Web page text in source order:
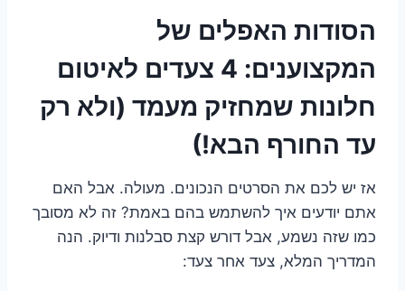
הסודות האפלים של
המקצוענים: 4 צעדים לאיטום
חלונות שמחזיק מעמד (ולא רק
עד החורף הבא!)
אז יש לכם את הסרטים הנכונים. מעולה. אבל האם
אתם יודעים איך להשתמש בהם באמת? זה לא מסובך
כמו שזה נשמע, אבל דורש קצת סבלנות ודיוק. הנה
המדריך המלא, צעד אחר צעד: